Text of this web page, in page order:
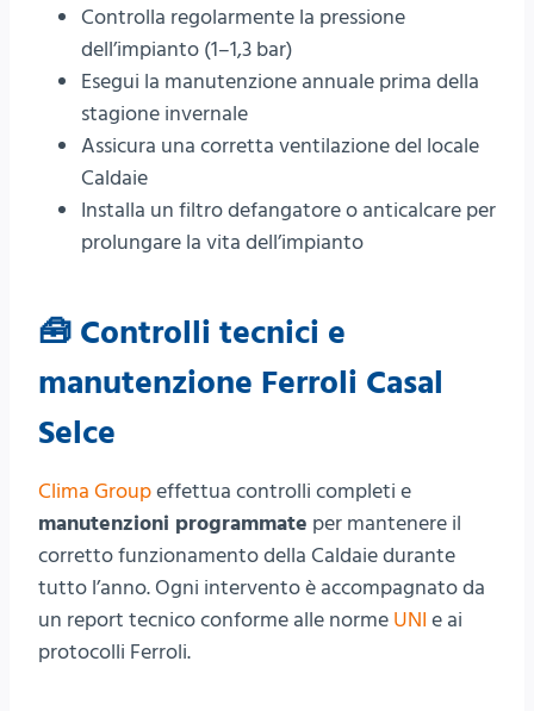
Controlla regolarmente la pressione
dell’impianto (1–1,3 bar)
Esegui la manutenzione annuale prima della
stagione invernale
Assicura una corretta ventilazione del locale
Caldaie
Installa un filtro defangatore o anticalcare per
prolungare la vita dell’impianto
🧰 Controlli tecnici e
manutenzione Ferroli Casal
Selce
Clima Groupeffettua controlli completi e
manutenzioni programmate per mantenere il
corretto funzionamento della Caldaie durante
tutto l’anno. Ogni intervento è accompagnato da
un report tecnico conforme alle norme UNI e ai
protocolli Ferroli.